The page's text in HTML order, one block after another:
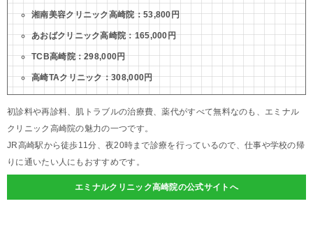
湘南美容クリニック高崎院：53,800円
あおばクリニック高崎院：165,000円
TCB高崎院：298,000円
高崎TAクリニック：308,000円
初診料や再診料、肌トラブルの治療費、薬代がすべて無料なのも、エミナル
クリニック高崎院の魅力の一つです。
JR高崎駅から徒歩11分、夜20時まで診療を行っているので、仕事や学校の帰
りに通いたい人にもおすすめです。
エミナルクリニック高崎院の公式サイトへ